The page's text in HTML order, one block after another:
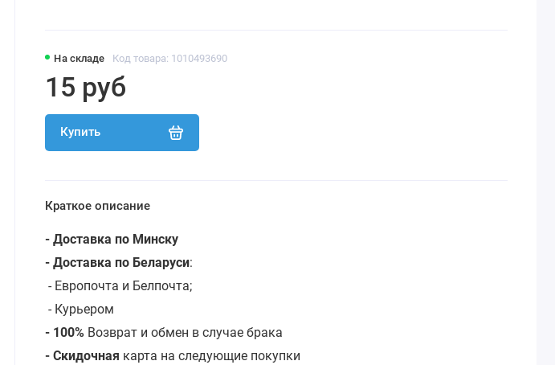
На складе Код товара: 1010493690
15 руб
Купить
Краткое описание
- Доставка по Минску
- Доставка по Беларуси:
- Европочта и Белпочта;
- Курьером
- 100% Возврат и обмен в случае брака
- Скидочная карта на следующие покупки